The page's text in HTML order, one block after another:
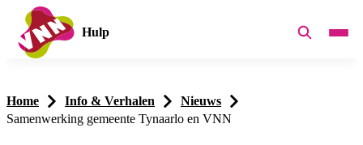
Hulp
Home Info & Verhalen
Nieuws
Samenwerking gemeente Tynaarlo en VNN